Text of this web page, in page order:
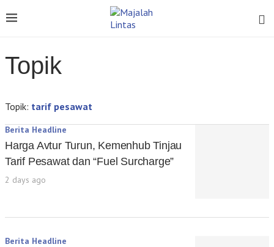
Topik
Topik: tarif pesawat
Berita Headline
Harga Avtur Turun, Kemenhub Tinjau
Tarif Pesawat dan “Fuel Surcharge”
2 days ago
Berita Headline